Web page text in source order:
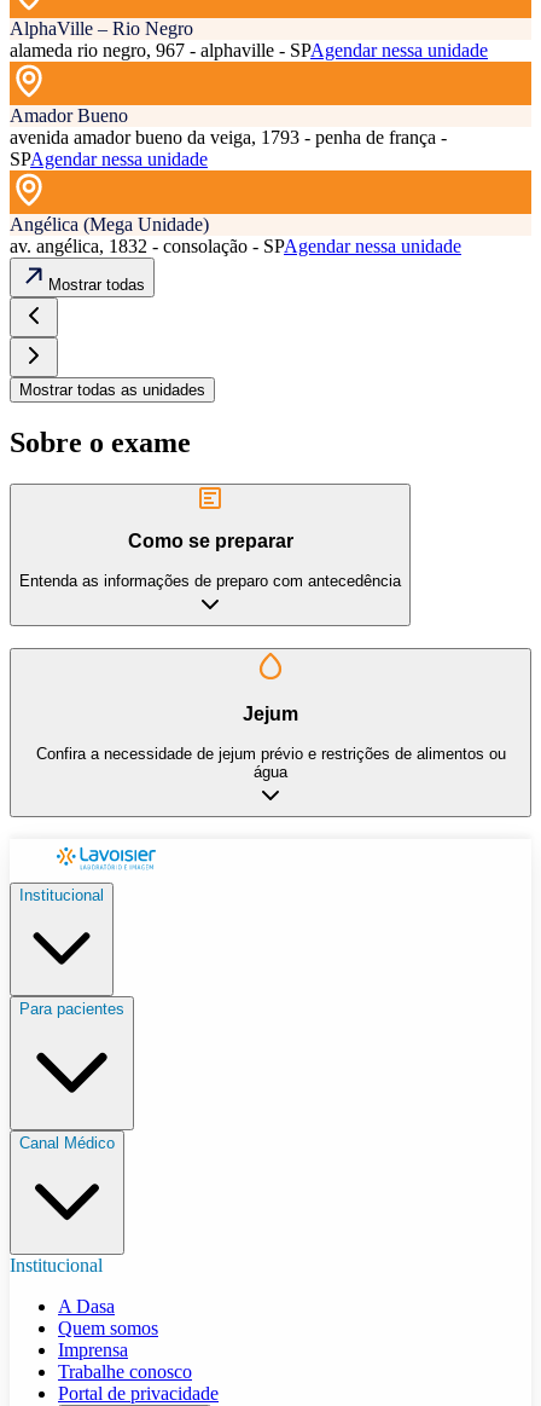
AlphaVille – Rio Negro
alameda rio negro, 967 - alphaville - SPAgendar nessa unidade
Amador Bueno
avenida amador bueno da veiga, 1793 - penha de frança -
SPAgendar nessa unidade
Angélica (Mega Unidade)
av. angélica, 1832 - consolação - SPAgendar nessa unidade
Mostrar todas
Mostrar todas as unidades
Sobre o exame
Como se preparar
Entenda as informações de preparo com antecedência
Jejum
Confira a necessidade de jejum prévio e restrições de alimentos ou
água
Institucional
Para pacientes
Canal Médico
Institucional
A Dasa
Quem somos
Imprensa
Trabalhe conosco
Portal de privacidade